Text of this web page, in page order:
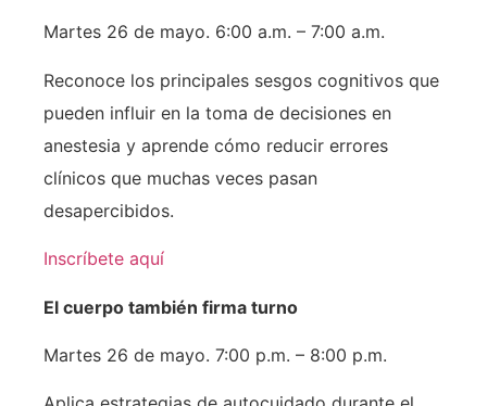
Martes 26 de mayo. 6:00 a.m. – 7:00 a.m.
Reconoce los principales sesgos cognitivos que
pueden influir en la toma de decisiones en
anestesia y aprende cómo reducir errores
clínicos que muchas veces pasan
desapercibidos.
Inscríbete aquí
El cuerpo también firma turno
Martes 26 de mayo. 7:00 p.m. – 8:00 p.m.